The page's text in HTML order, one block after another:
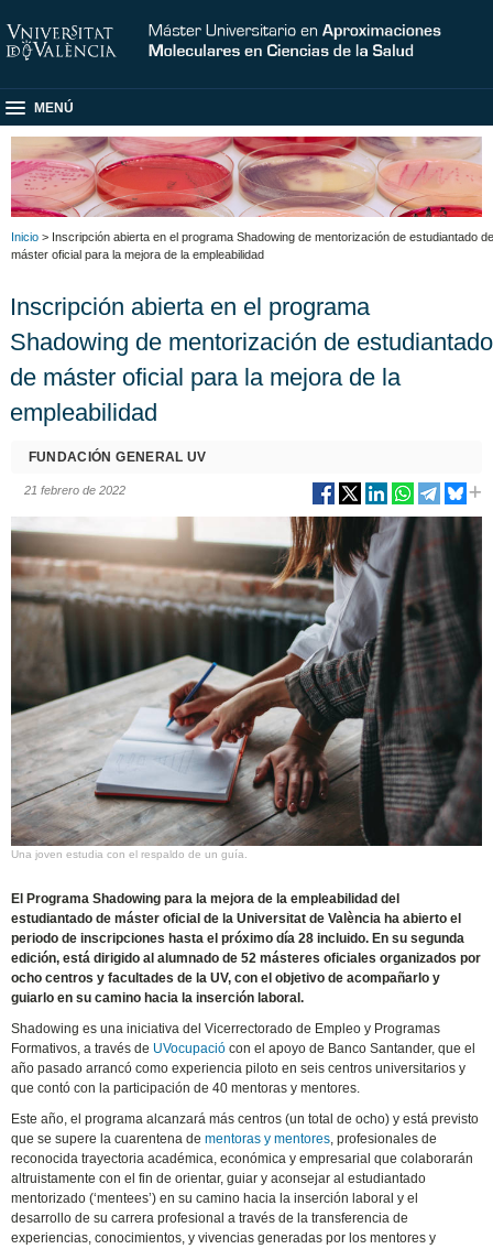
MENÚ
Inicio > Inscripción abierta en el programa Shadowing de mentorización de estudiantado de
máster oficial para la mejora de la empleabilidad
Inscripción abierta en el programa
Shadowing de mentorización de estudiantado
de máster oficial para la mejora de la
empleabilidad
FUNDACIÓN GENERAL UV
21 febrero de 2022
Una joven estudia con el respaldo de un guía.
El Programa Shadowing para la mejora de la empleabilidad del
estudiantado de máster oficial de la Universitat de València ha abierto el
periodo de inscripciones hasta el próximo día 28 incluido. En su segunda
edición, está dirigido al alumnado de 52 másteres oficiales organizados por
ocho centros y facultades de la UV, con el objetivo de acompañarlo y
guiarlo en su camino hacia la inserción laboral.
Shadowing es una iniciativa del Vicerrectorado de Empleo y Programas
Formativos, a través de UVocupació con el apoyo de Banco Santander, que el
año pasado arrancó como experiencia piloto en seis centros universitarios y
que contó con la participación de 40 mentoras y mentores.
Este año, el programa alcanzará más centros (un total de ocho) y está previsto
que se supere la cuarentena dementoras y mentores, profesionales de
reconocida trayectoria académica, económica y empresarial que colaborarán
altruistamente con el fin de orientar, guiar y aconsejar al estudiantado
mentorizado (‘mentees’) en su camino hacia la inserción laboral y el
desarrollo de su carrera profesional a través de la transferencia de
experiencias, conocimientos, y vivencias generadas por los mentores y